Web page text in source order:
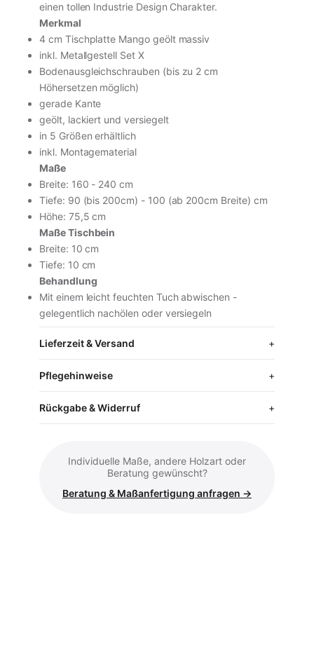
einen tollen Industrie Design Charakter.
Merkmal
4 cm Tischplatte Mango geölt massiv
inkl. Metallgestell Set X
Bodenausgleichschrauben (bis zu 2 cm
Höhersetzen möglich)
gerade Kante
geölt, lackiert und versiegelt
in 5 Größen erhältlich
inkl. Montagematerial
Maße
Breite: 160 - 240 cm
Tiefe: 90 (bis 200cm) - 100 (ab 200cm Breite) cm
Höhe: 75,5 cm
Maße Tischbein
Breite: 10 cm
Tiefe: 10 cm
Behandlung
Mit einem leicht feuchten Tuch abwischen -
gelegentlich nachölen oder versiegeln
Lieferzeit & Versand
Pflegehinweise
Rückgabe & Widerruf
Individuelle Maße, andere Holzart oder
Beratung gewünscht?
Beratung & Maßanfertigung anfragen →
inkl. MwSt. · zzgl. Versand
In den Warenkorb
Vollständige Produktseite ansehen